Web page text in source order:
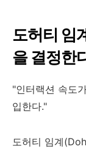
도허티 임
을 결정한
"인터랙션 속도
입한다."
도허티 임계